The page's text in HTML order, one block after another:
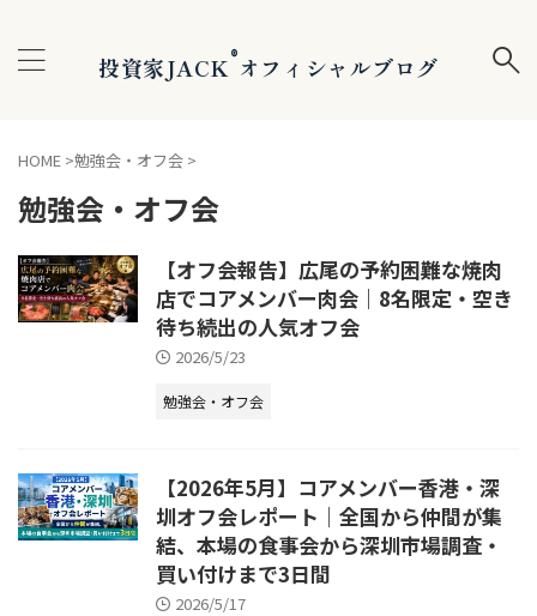
投資家JACK®オフィシャルブログ
HOME >勉強会・オフ会 >
勉強会・オフ会
【オフ会報告】広尾の予約困難な焼肉
店でコアメンバー肉会｜8名限定・空き
待ち続出の人気オフ会
2026/5/23
勉強会・オフ会
【2026年5月】コアメンバー香港・深
圳オフ会レポート｜全国から仲間が集
結、本場の食事会から深圳市場調査・
買い付けまで3日間
2026/5/17